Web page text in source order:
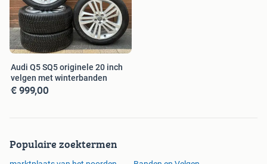
Audi Q5 SQ5 originele 20 inch
velgen met winterbanden
€ 999,00
Populaire zoektermen